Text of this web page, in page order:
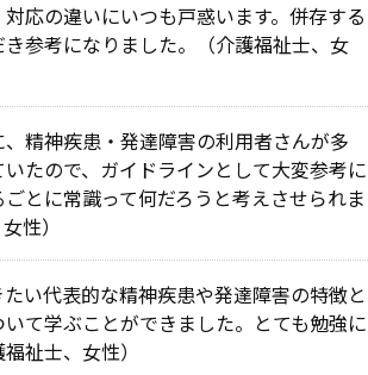
応の違いにいつも戸惑います。併存する
参考になりました。（介護福祉士、女
精神疾患・発達障害の利用者さんが多
たので、ガイドラインとして大変参考に
とに常識って何だろうと考えさせられま
性）
い代表的な精神疾患や発達障害の特徴と
て学ぶことができました。とても勉強に
祉士、女性）